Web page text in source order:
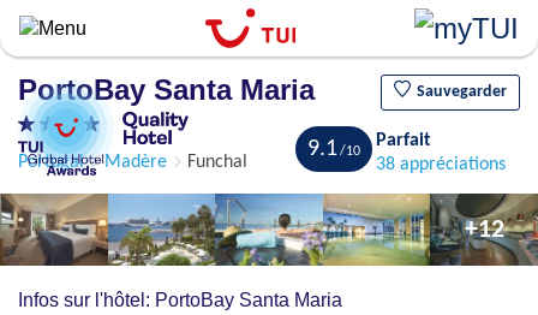
Aller
au
principal
PortoBay Santa Maria Sauvegarder
Portugal Madère Funchal
9.1
Parfait
38 appréciations
+12
Infos sur l'hôtel: PortoBay Santa Maria